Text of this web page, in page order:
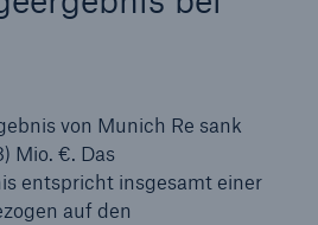
von Munich Re sank
Mio. €. Das
entspricht insgesamt einer
auf den